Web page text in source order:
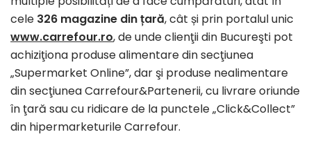
cele 326 magazine din țară, cât și prin portalul unic
www.carrefour.ro, de unde clienţii din Bucureşti pot
achiziţiona produse alimentare din secţiunea
„Supermarket Online”, dar şi produse nealimentare
din secţiunea Carrefour&Partenerii, cu livrare oriunde
în ţară sau cu ridicare de la punctele „Click&Collect”
din hipermarketurile Carrefour.